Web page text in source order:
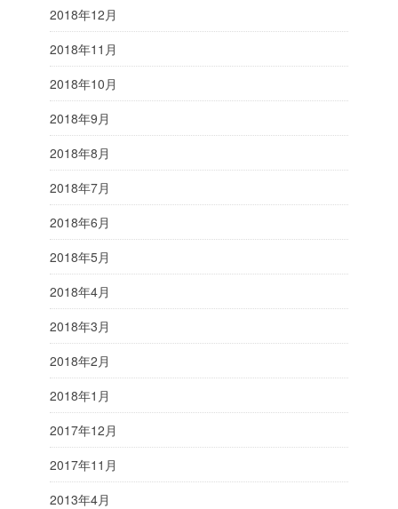
2018年12月
2018年11月
2018年10月
2018年9月
2018年8月
2018年7月
2018年6月
2018年5月
2018年4月
2018年3月
2018年2月
2018年1月
2017年12月
2017年11月
2013年4月